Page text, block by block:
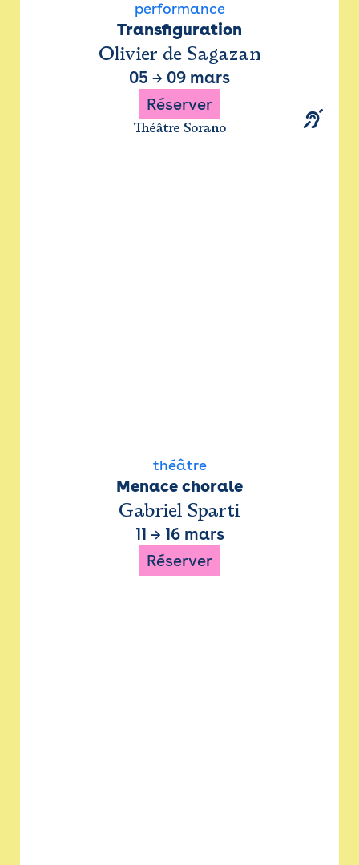
performance
Transfiguration
Olivier de Sagazan
05 → 09 mars
Réserver
Théâtre Sorano
théâtre
Menace chorale
Gabriel Sparti
11 → 16 mars
Réserver